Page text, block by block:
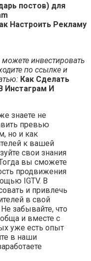
постов) для
Настроить Рекламу
инвестировать
по ссылке и
Как Сделать
Инстаграм И
знаете не
превью
но и как
к вашей
свои знания
вы сможете
продвижения
IGTV. В
и привлечь
в свой
забывайте, что
и вместе с
уже есть опыт
в наши